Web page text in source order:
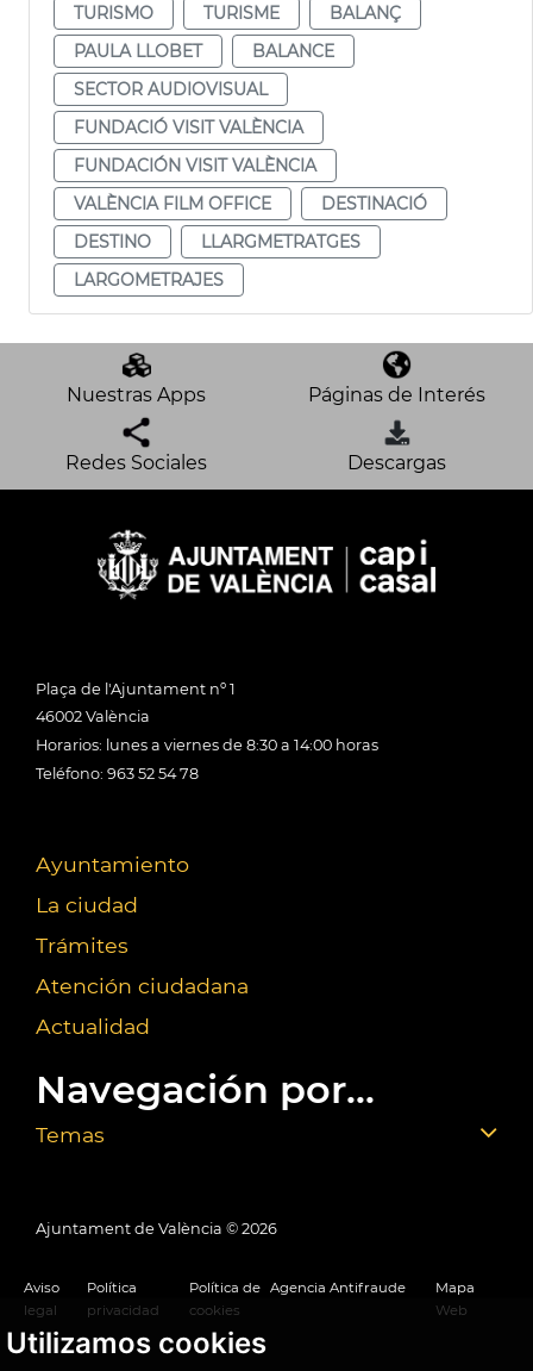
Utilizamos cookies
TURISMO
TURISME
BALANÇ
PAULA LLOBET
BALANCE
SECTOR AUDIOVISUAL
FUNDACIÓ VISIT VALÈNCIA
FUNDACIÓN VISIT VALÈNCIA
VALÈNCIA FILM OFFICE
DESTINACIÓ
DESTINO
LLARGMETRATGES
LARGOMETRAJES
Nuestras Apps Páginas de Interés
Redes Sociales Descargas
Plaça de l'Ajuntament nº 1
46002 València
Horarios: lunes a viernes de 8:30 a 14:00 horas
Teléfono: 963 52 54 78
Ayuntamiento
La ciudad
Trámites
Atención ciudadana
Actualidad
Navegación por...
Temas
Ajuntament de València © 2026
Aviso
legal
Política
privacidad
Política de
cookies
Agencia Antifraude
Mapa
Web